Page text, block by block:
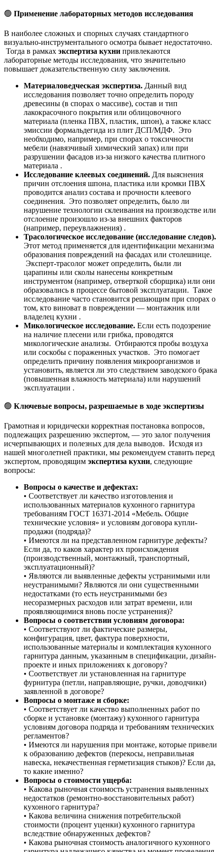
🟢 Применение лабораторных методов исследования
В наиболее сложных и спорных случаях стандартного
визуально-инструментального осмотра бывает недостаточно.
Тогда в рамках экспертиза кухни привлекаются
лабораторные методы исследования, что значительно
повышает доказательственную силу заключения.
Материаловедческая экспертиза. Данный вид
исследования позволяет точно определить породу
древесины (в спорах о массиве), состав и тип
лакокрасочного покрытия или облицовочного
материала (пленка ПВХ, пластик, шпон), а также класс
эмиссии формальдегида из плит ДСП/МДФ. Это
необходимо, например, при спорах о токсичности
мебели (навязчивый химический запах) или при
разрушении фасадов из-за низкого качества плитного
материала .
Исследование клеевых соединений. Для выяснения
причин отслоения шпона, пластика или кромки ПВХ
проводится анализ состава и прочности клеевого
соединения. Это позволяет определить, было ли
нарушение технологии склеивания на производстве или
отслоение произошло из-за внешних факторов
(например, переувлажнения) .
Трасологическое исследование (исследование следов).
Этот метод применяется для идентификации механизма
образования повреждений на фасадах или столешнице.
Эксперт-трасолог может определить, были ли
царапины или сколы нанесены конкретным
инструментом (например, отверткой сборщика) или они
образовались в процессе бытовой эксплуатации. Такое
исследование часто становится решающим при спорах о
том, кто виноват в повреждении — монтажник или
владелец кухни .
Микологическое исследование. Если есть подозрение
на наличие плесени или грибка, проводятся
микологические анализы. Отбираются пробы воздуха
или соскобы с пораженных участков. Это помогает
определить причину появления микроорганизмов и
установить, является ли это следствием заводского брака
(повышенная влажность материала) или нарушений
эксплуатации .
🟢 Ключевые вопросы, разрешаемые в ходе экспертизы
Грамотная и юридически корректная постановка вопросов,
подлежащих разрешению экспертом, — это залог получения
исчерпывающих и полезных для дела выводов. Исходя из
нашей многолетней практики, мы рекомендуем ставить перед
экспертом, проводящим экспертиза кухни, следующие
вопросы:
Вопросы о качестве и дефектах:
• Соответствует ли качество изготовления и
использованных материалов кухонного гарнитура
требованиям ГОСТ 16371-2014 «Мебель. Общие
технические условия» и условиям договора купли-
продажи (подряда)?
• Имеются ли на представленном гарнитуре дефекты?
Если да, то каков характер их происхождения
(производственный, монтажный, транспортный,
эксплуатационный)?
• Являются ли выявленные дефекты устранимыми или
неустранимыми? Являются ли они существенными
недостатками (то есть неустранимыми без
несоразмерных расходов или затрат времени, или
проявляющимися вновь после устранения)?
Вопросы о соответствии условиям договора:
• Соответствуют ли фактические размеры,
конфигурация, цвет, фактура поверхности,
использованные материалы и комплектация кухонного
гарнитура данным, указанным в спецификации, дизайн-
проекте и иных приложениях к договору?
• Соответствует ли установленная на гарнитуре
фурнитура (петли, направляющие, ручки, доводчики)
заявленной в договоре?
Вопросы о монтаже и сборке:
• Соответствует ли качество выполненных работ по
сборке и установке (монтажу) кухонного гарнитура
условиям договора подряда и требованиям технических
регламентов?
• Имеются ли нарушения при монтаже, которые привели
к образованию дефектов (перекосы, неправильная
навеска, некачественная герметизация стыков)? Если да,
то какие именно?
Вопросы о стоимости ущерба:
• Какова рыночная стоимость устранения выявленных
недостатков (ремонтно-восстановительных работ)
кухонного гарнитура?
• Какова величина снижения потребительской
стоимости (процент уценки) кухонного гарнитура
вследствие обнаруженных дефектов?
• Какова рыночная стоимость аналогичного кухонного